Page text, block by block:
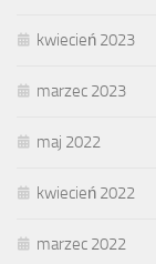
kwiecień 2023
marzec 2023
maj 2022
kwiecień 2022
marzec 2022